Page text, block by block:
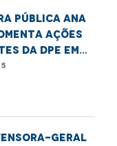
pública Ana
ações
da DPE em
geral